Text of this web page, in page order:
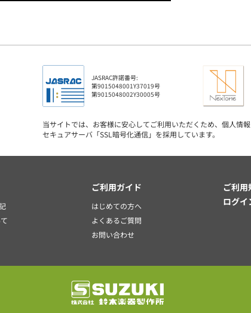
JASRAC許諾番号:
第9015048001Y37019号
第9015048002Y30005号
当サイトでは、お客様に安心してご利用いただくため、個人情
セキュアサーバ「SSL暗号化通信」を採用しています。
ご利用ガイド
はじめての方へ
よくあるご質問
お問い合わせ
ご利用
ログイ